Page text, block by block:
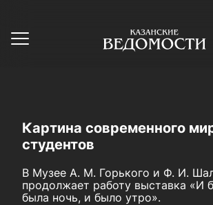
Картина современного
студентов
В Музее А. М. Горького и Ф. И.
продолжает работу выставка «И
была ночь, и было утро».